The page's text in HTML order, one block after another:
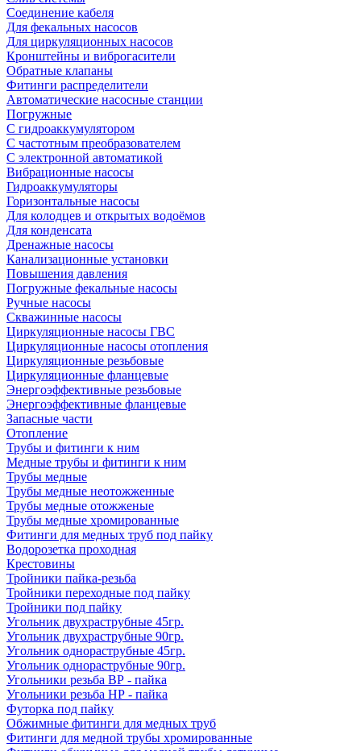
Соединение кабеля
Для фекальных насосов
Для циркуляционных насосов
Кронштейны и виброгасители
Обратные клапаны
Фитинги распределители
Автоматические насосные станции
Погружные
С гидроаккумулятором
С частотным преобразователем
С электронной автоматикой
Вибрационные насосы
Гидроаккумуляторы
Горизонтальные насосы
Для колодцев и открытых водоёмов
Для конденсата
Дренажные насосы
Канализационные установки
Повышения давления
Погружные фекальные насосы
Ручные насосы
Скважинные насосы
Циркуляционные насосы ГВС
Циркуляционные насосы отопления
Циркуляционные резьбовые
Циркуляционные фланцевые
Энергоэффективные резьбовые
Энергоэффективные фланцевые
Запасные части
Отопление
Трубы и фитинги к ним
Медные трубы и фитинги к ним
Трубы медные
Трубы медные неотожженные
Трубы медные отожженые
Трубы медные хромированные
Фитинги для медных труб под пайку
Водорозетка проходная
Крестовины
Тройники пайка-резьба
Тройники переходные под пайку
Тройники под пайку
Угольник двухраструбные 45гр.
Угольник двухраструбные 90гр.
Угольник однораструбные 45гр.
Угольник однораструбные 90гр.
Угольники резьба ВР - пайка
Угольники резьба НР - пайка
Футорка под пайку
Обжимные фитинги для медных труб
Фитинги для медной трубы хромированные